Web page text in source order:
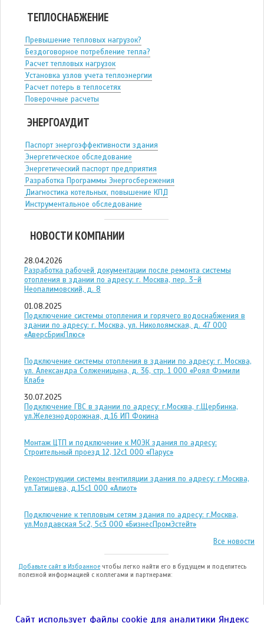
ТЕПЛОСНАБЖЕНИЕ
Превышение тепловых нагрузок?
Бездоговорное потребление тепла?
Расчет тепловых нагрузок
Установка узлов учета теплоэнергии
Расчет потерь в теплосетях
Поверочные расчеты
ЭНЕРГОАУДИТ
Паспорт энергоэффективности здания
Энергетическое обследование
Энергетический паспорт предприятия
Разработка Программы Энергосбережения
Диагностика котельных, повышение КПД
Инструментальное обследование
НОВОСТИ КОМПАНИИ
28.04.2026
Разработка рабочей документации после ремонта системы
отопления в здании по адресу: г. Москва, пер. 3-й
Неопалимовский, д. 8
01.08.2025
Подключение системы отопления и горячего водоснабжения в
здании по адресу: г. Москва, ул. Николоямская, д. 47 ООО
«АверсБрикПлюс»
Подключение системы отопления в здании по адресу: г. Москва,
ул. Александра Солженицына, д. 36, стр. 1 ООО «Роял Фэмили
Клаб»
30.07.2025
Подключение ГВС в здании по адресу: г.Москва, г.Щербинка,
ул.Железнодорожная, д.16 ИП Фокина
Монтаж ЦТП и подключение к МОЭК здания по адресу:
Строительный проезд 12, 12с1 ООО «Парус»
Реконструкции системы вентиляции здания по адресу: г.Москва,
ул.Татищева, д.15с1 ООО «Алиот»
Подключение к тепловым сетям здания по адресу: г.Москва,
ул.Молдавская 5с2, 5с3 ООО «БизнесПромЭстейт»
Все новости
Добавьте сайт в Избранное чтобы легко найти его в будущем и поделитесь
полезной информацией с коллегами и партнерами:
Сайт использует файлы cookie для аналитики Яндекс